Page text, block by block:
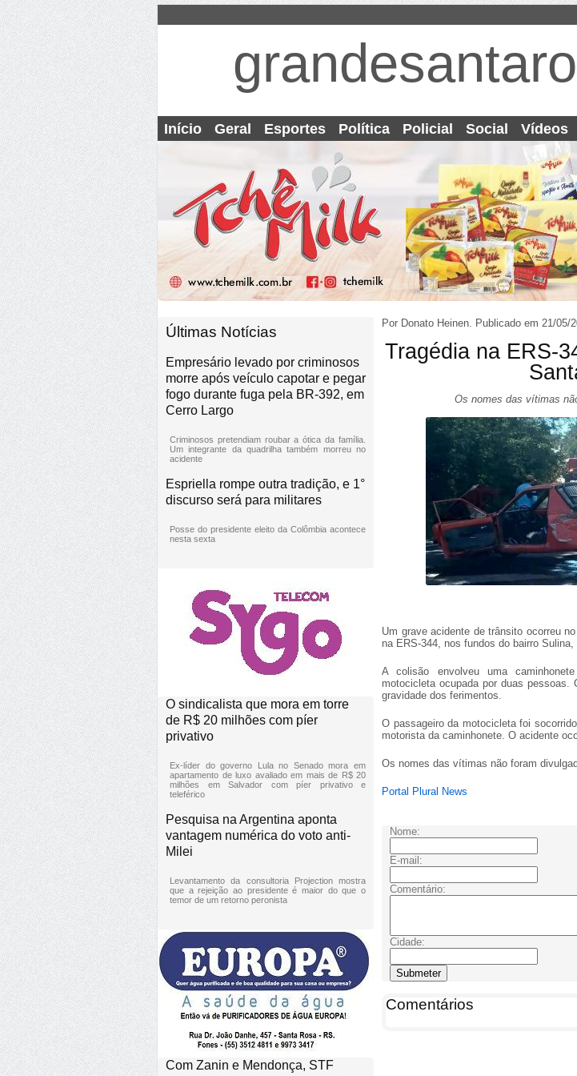
Início Geral Esportes Política Policial Social Vídeos
Últimas Notícias
Empresário levado por criminosos
morre após veículo capotar e pegar
fogo durante fuga pela BR-392, em
Cerro Largo
Criminosos pretendiam roubar a ótica da família.
Um integrante da quadrilha também morreu no
acidente
Espriella rompe outra tradição, e 1°
discurso será para militares
Posse do presidente eleito da Colômbia acontece
nesta sexta
O sindicalista que mora em torre
de R$ 20 milhões com píer
privativo
Ex-líder do governo Lula no Senado mora em
apartamento de luxo avaliado em mais de R$ 20
milhões em Salvador com píer privativo e
teleférico
Pesquisa na Argentina aponta
vantagem numérica do voto anti-
Milei
Levantamento da consultoria Projection mostra
que a rejeição ao presidente é maior do que o
temor de um retorno peronista
Com Zanin e Mendonça, STF
Por Donato Heinen. Publicado em 21/05/
Tragédia na ERS-
Os nomes das vítimas
Um grave acidente de trânsito ocorreu
na ERS-344, nos fundos do bairro
A colisão envolveu uma
motocicleta ocupada por duas
gravidade dos ferimentos.
O passageiro da motocicleta foi
motorista da caminhonete. O acidente
Os nomes das vítimas não foram
Portal Plural News
Nome:
E-mail:
Comentário:
Cidade:
Comentários